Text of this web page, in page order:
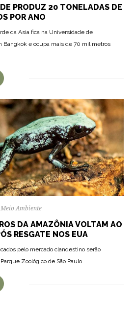
PRODUZ 20 TONELADAS DE
POR ANO
da Asia fica na Universidade de
Bangkok e ocupa mais de 70 mil metros
Meio Ambiente
DA AMAZÔNIA VOLTAM AO
RESGATE NOS EUA
pelo mercado clandestino serão
Zoológico de São Paulo